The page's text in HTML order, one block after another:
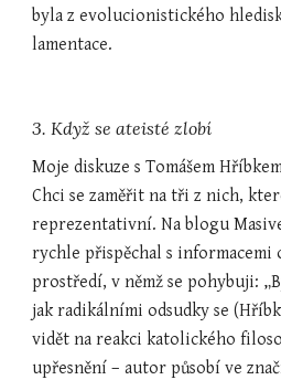
byla z evolucionistického
lamentace.
3. Když se ateisté zlobí
Moje diskuze s Tomášem
Chci se zaměřit na tři z nich,
reprezentativní. Na blogu
rychle přispěchal s informacemi
prostředí, v němž se pohybuji:
jak radikálními odsudky se
vidět na reakci katolického
upřesnění – autor působí ve